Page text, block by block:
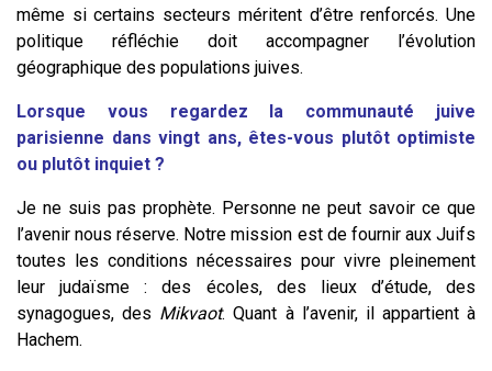
même si certains secteurs méritent d’être renforcés. Une
politique réfléchie doit accompagner l’évolution
géographique des populations juives.
Lorsque vous regardez la communauté juive
parisienne dans vingt ans, êtes-vous plutôt optimiste
ou plutôt inquiet ?
Je ne suis pas prophète. Personne ne peut savoir ce que
l’avenir nous réserve. Notre mission est de fournir aux Juifs
toutes les conditions nécessaires pour vivre pleinement
leur judaïsme : des écoles, des lieux d’étude, des
synagogues, des Mikvaot. Quant à l’avenir, il appartient à
Hachem.